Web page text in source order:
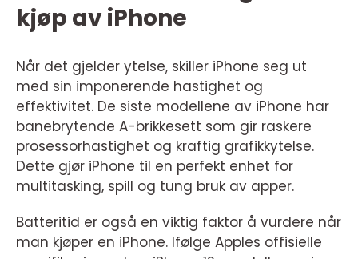
kjøp av iPhone
Når det gjelder ytelse, skiller iPhone seg ut
med sin imponerende hastighet og
effektivitet. De siste modellene av iPhone har
banebrytende A-brikkesett som gir raskere
prosessorhastighet og kraftig grafikkytelse.
Dette gjør iPhone til en perfekt enhet for
multitasking, spill og tung bruk av apper.
Batteritid er også en viktig faktor å vurdere når
man kjøper en iPhone. Ifølge Apples offisielle